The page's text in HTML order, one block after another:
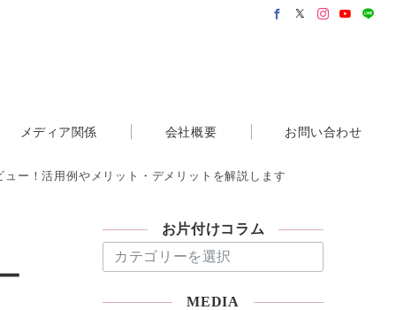
メディア関係 会社概要 お問い合わせ
ー！活用例やメリット・デメリットを解説します
お片付けコラム
片
MEDIA